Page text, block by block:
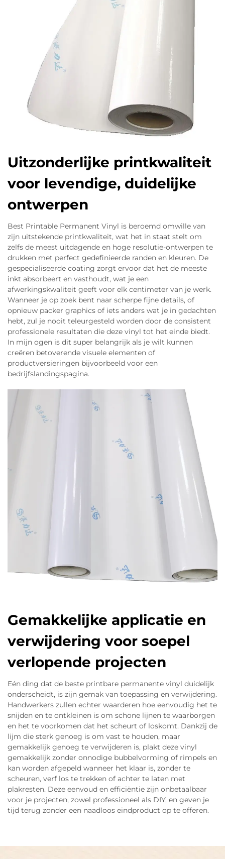
Uitzonderlijke printkwaliteit
voor levendige, duidelijke
ontwerpen
Best Printable Permanent Vinyl is beroemd omwille van
zijn uitstekende printkwaliteit, wat het in staat stelt om
zelfs de meest uitdagende en hoge resolutie-ontwerpen te
drukken met perfect gedefinieerde randen en kleuren. De
gespecialiseerde coating zorgt ervoor dat het de meeste
inkt absorbeert en vasthoudt, wat je een
afwerkingskwaliteit geeft voor elk centimeter van je werk.
Wanneer je op zoek bent naar scherpe fijne details, of
opnieuw packer graphics of iets anders wat je in gedachten
hebt, zul je nooit teleurgesteld worden door de consistent
professionele resultaten die deze vinyl tot het einde biedt.
In mijn ogen is dit super belangrijk als je wilt kunnen
creëren betoverende visuele elementen of
productversieringen bijvoorbeeld voor een
bedrijfslandingspagina.
Gemakkelijke applicatie en
verwijdering voor soepel
verlopende projecten
Eén ding dat de beste printbare permanente vinyl duidelijk
onderscheidt, is zijn gemak van toepassing en verwijdering.
Handwerkers zullen echter waarderen hoe eenvoudig het te
snijden en te ontkleinen is om schone lijnen te waarborgen
en het te voorkomen dat het scheurt of loskomt. Dankzij de
lijm die sterk genoeg is om vast te houden, maar
gemakkelijk genoeg te verwijderen is, plakt deze vinyl
gemakkelijk zonder onnodige bubbelvorming of rimpels en
kan worden afgepeld wanneer het klaar is, zonder te
scheuren, verf los te trekken of achter te laten met
plakresten. Deze eenvoud en efficiëntie zijn onbetaalbaar
voor je projecten, zowel professioneel als DIY, en geven je
tijd terug zonder een naadloos eindproduct op te offeren.